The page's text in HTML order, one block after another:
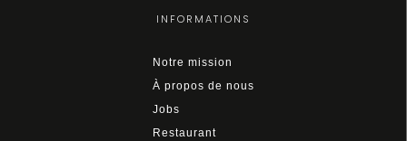
INFORMATIONS
Notre mission
À propos de nous
Jobs
Restaurant